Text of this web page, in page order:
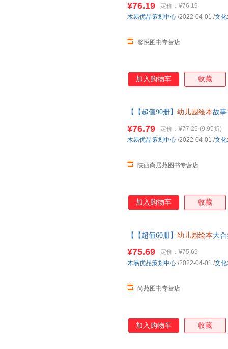
客服
¥76.19 定价： ¥76.19
馨悦图书专营店
木易优品策划中心 /2022-04-01 /文
加入购物车 收藏
【【超值90册】 幼儿园绘本故
为准】
¥76.79 定价： ¥77.25 (9.95折)
陕西尚居苑图书专营店
木易优品策划中心 /2022-04-01 /文
加入购物车 收藏
【【超值60册】 幼儿园绘本大
【让您无忧购物】
¥75.69 定价： ¥75.69
尚苑图书专营店
木易优品策划中心 /2022-04-01 /文
加入购物车 收藏